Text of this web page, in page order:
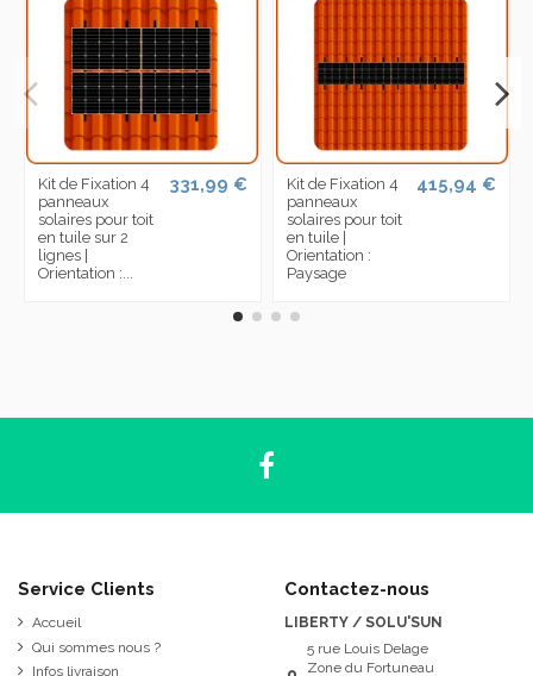
Kit de Fixation 4
panneaux
solaires pour toit
en tuile sur 2
lignes |
Orientation :...
331,99 €
Kit de Fixation 4
panneaux
solaires pour toit
en tuile |
Orientation :
Paysage
415,94 €
Service Clients
Accueil
Qui sommes nous ?
Infos livraison
Contactez-nous
LIBERTY / SOLU'SUN
5 rue Louis Delage
Zone du Fortuneau